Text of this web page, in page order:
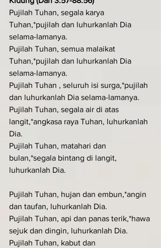
Pujilah Tuhan, segala karya
Tuhan,*pujilah dan luhurkanlah Dia
selama-lamanya.
Pujilah Tuhan, semua malaikat
Tuhan,*pujilah dan luhurkanlah Dia
selama-lamanya.
Pujilah Tuhan , seluruh isi surga,*pujilah
dan luhurkanlah Dia selama-lamanya.
Pujilah Tuhan, segala air di atas
langit,*angkasa raya Tuhan, luhurkanlah
Dia.
Pujilah Tuhan, matahari dan
bulan,*segala bintang di langit,
luhurkanlah Dia.
Pujilah Tuhan, hujan dan embun,*angin
dan taufan, luhurkanlah Dia.
Pujilah Tuhan, api dan panas terik,*hawa
sejuk dan dingin, luhurkanlah Dia.
Pujilah Tuhan, kabut dan